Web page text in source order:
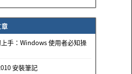
手：Windows 使用者必知操
安裝筆記